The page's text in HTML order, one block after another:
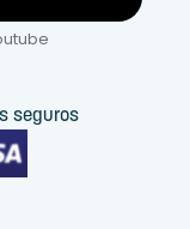
seguros